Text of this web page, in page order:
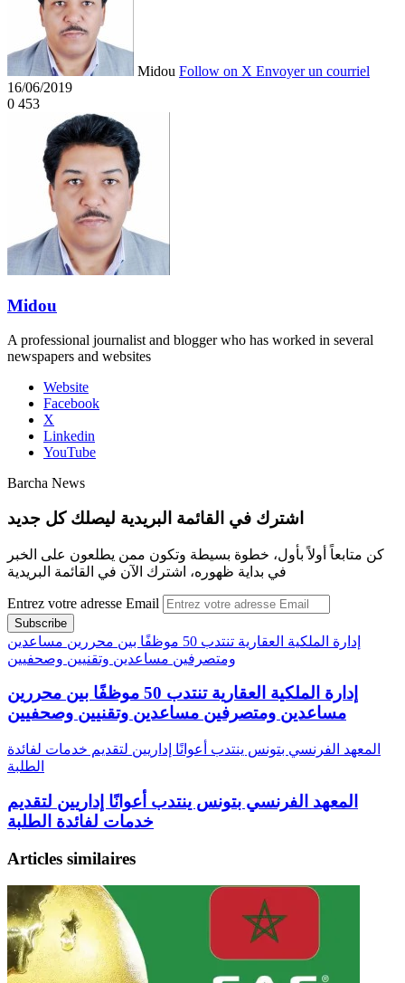
Midou Follow on X Envoyer un courriel
16/06/2019
0 453
Midou
A professional journalist and blogger who has worked in several
newspapers and websites
Website
Facebook
X
Linkedin
YouTube
Barcha News
اشترك في القائمة البريدية ليصلك كل جديد
كن متابعاً أولاً بأول، خطوة بسيطة وتكون ممن يطلعون على الخبر
في بداية ظهوره، اشترك الآن في القائمة البريدية
Entrez votre adresse Email
إدارة الملكية العقارية تنتدب 50 موظفًا بين محررين مساعدين
ومتصرفين مساعدين وتقنيين وصحفيين
إدارة الملكية العقارية تنتدب 50 موظفًا بين محررين
مساعدين ومتصرفين مساعدين وتقنيين وصحفيين
المعهد الفرنسي بتونس ينتدب أعوانًا إداريين لتقديم خدمات لفائدة
الطلبة
المعهد الفرنسي بتونس ينتدب أعوانًا إداريين لتقديم
خدمات لفائدة الطلبة
Articles similaires